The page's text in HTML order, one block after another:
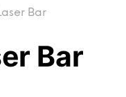
Bar
Bar